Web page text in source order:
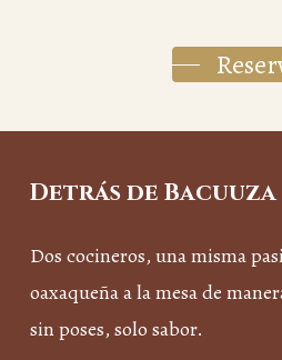
Detrás de Bacuuza
Dos cocineros, una misma
oaxaqueña a la mesa de
sin poses, solo sabor.